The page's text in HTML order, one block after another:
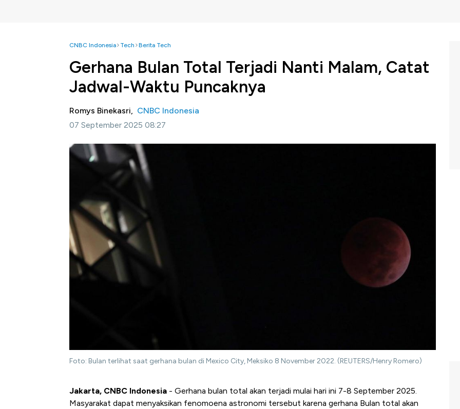
CNBC Indonesia Tech Berita Tech
Gerhana Bulan Total Terjadi Nanti Malam, Catat
Jadwal-Waktu Puncaknya
Romys Binekasri, CNBC Indonesia
07 September 2025 08:27
Foto: Bulan terlihat saat gerhana bulan di Mexico City, Meksiko 8 November 2022. (REUTERS/Henry Romero)
Jakarta, CNBC Indonesia - Gerhana bulan total akan terjadi mulai hari ini 7-8 September 2025.
Masyarakat dapat menyaksikan fenomoena astronomi tersebut karena gerhana Bulan total akan